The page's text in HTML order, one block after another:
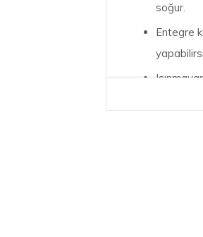
soğur.
Entegre